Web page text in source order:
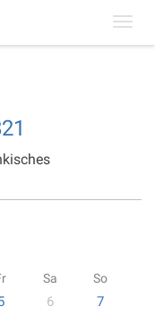
Sa So
6
7